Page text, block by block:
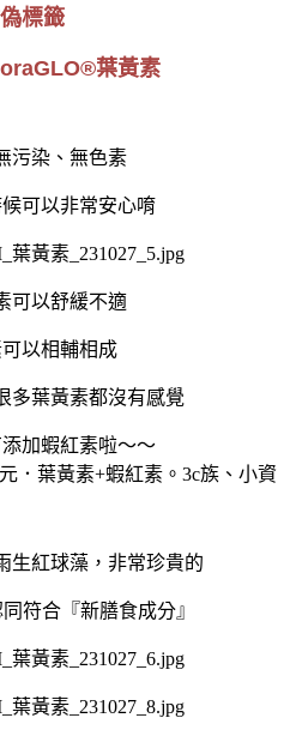
標籤
葉黃素
污染、無色素
可以非常安心唷
可以舒緩不適
以相輔相成
多葉黃素都沒有感覺
加蝦紅素啦～～
生紅球藻，非常珍貴的
符合『新膳食成分』